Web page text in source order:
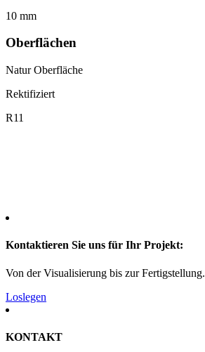
10 mm
Oberflächen
Natur Oberfläche
Rektifiziert
R11
Kontaktieren Sie uns für Ihr Projekt:
Von der Visualisierung bis zur Fertigstellung.
Loslegen
KONTAKT